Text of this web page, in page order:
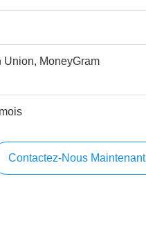
Union, MoneyGram
Contactez-Nous Maintenant